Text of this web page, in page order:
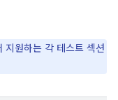
지원하는 각 테스트 섹션